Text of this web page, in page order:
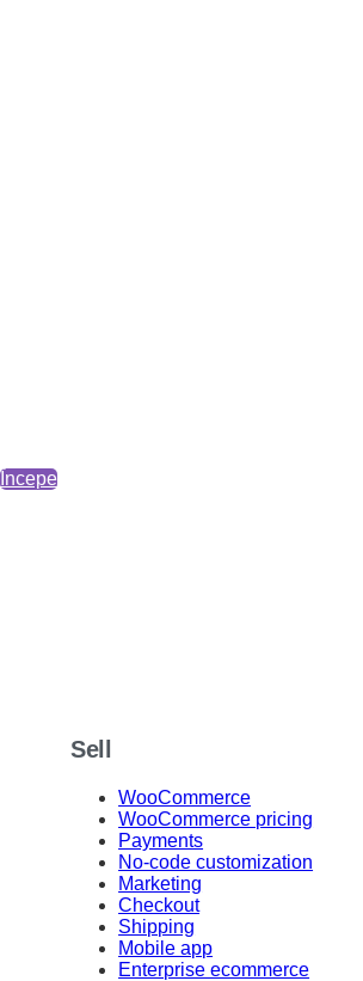
Începe
Sell
WooCommerce
WooCommerce pricing
Payments
No-code customization
Marketing
Checkout
Shipping
Mobile app
Enterprise ecommerce